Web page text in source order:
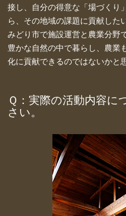
接し、自分の得意な「場づくり
ら、その地域の課題に貢献した
みどり市で施設運営と農業分野
豊かな自然の中で暮らし、農業
化に貢献できるのではないかと
Ｑ：実際の活動内容に
さい。